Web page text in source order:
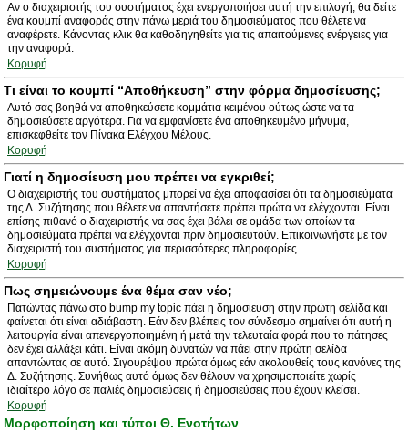
Αν ο διαχειριστής του συστήματος έχει ενεργοποιήσει αυτή την επιλογή, θα δείτε
ένα κουμπί αναφοράς στην πάνω μεριά του δημοσιεύματος που θέλετε να
αναφέρετε. Κάνοντας κλικ θα καθοδηγηθείτε για τις απαιτούμενες ενέργειες για
την αναφορά.
Κορυφή
Τι είναι το κουμπί “Αποθήκευση” στην φόρμα δημοσίευσης;
Αυτό σας βοηθά να αποθηκεύσετε κομμάτια κειμένου ούτως ώστε να τα
δημοσιεύσετε αργότερα. Για να εμφανίσετε ένα αποθηκευμένο μήνυμα,
επισκεφθείτε τον Πίνακα Ελέγχου Μέλους.
Κορυφή
Γιατί η δημοσίευση μου πρέπει να εγκριθεί;
Ο διαχειριστής του συστήματος μπορεί να έχει αποφασίσει ότι τα δημοσιεύματα
της Δ. Συζήτησης που θέλετε να απαντήσετε πρέπει πρώτα να ελέγχονται. Είναι
επίσης πιθανό ο διαχειριστής να σας έχει βάλει σε ομάδα των οποίων τα
δημοσιεύματα πρέπει να ελέγχονται πριν δημοσιευτούν. Επικοινωνήστε με τον
διαχειριστή του συστήματος για περισσότερες πληροφορίες.
Κορυφή
Πως σημειώνουμε ένα θέμα σαν νέο;
Πατώντας πάνω στο bump my topic πάει η δημοσίευση στην πρώτη σελίδα και
φαίνεται ότι είναι αδιάβαστη. Εάν δεν βλέπεις τον σύνδεσμο σημαίνει ότι αυτή η
λειτουργία είναι απενεργοποιημένη ή μετά την τελευταία φορά που το πάτησες
δεν έχει αλλάξει κάτι. Είναι ακόμη δυνατών να πάει στην πρώτη σελίδα
απαντώντας σε αυτό. Σιγουρέψου πρώτα όμως εάν ακολουθείς τους κανόνες της
Δ. Συζήτησης. Συνήθως αυτό όμως δεν θέλουν να χρησιμοποιείτε χωρίς
ιδιαίτερο λόγο σε παλιές δημοσιεύσεις ή δημοσιεύσεις που έχουν κλείσει.
Κορυφή
Μορφοποίηση και τύποι Θ. Ενοτήτων